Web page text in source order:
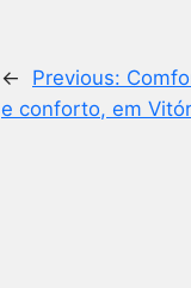
← Previous:
e conforto, em